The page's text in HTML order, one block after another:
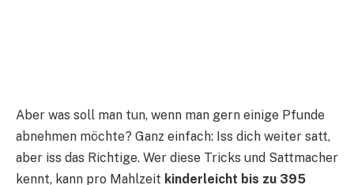
Aber was soll man tun, wenn man gern einige Pfunde
abnehmen möchte? Ganz einfach: Iss dich weiter satt,
aber iss das Richtige. Wer diese Tricks und Sattmacher
kennt, kann pro Mahlzeit kinderleicht bis zu 395